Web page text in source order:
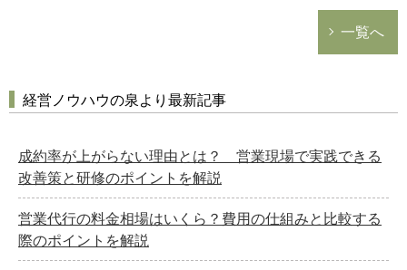
一覧へ
経営ノウハウの泉より最新記事
成約率が上がらない理由とは？ 営業現場で実践できる
改善策と研修のポイントを解説
営業代行の料金相場はいくら？費用の仕組みと比較する
際のポイントを解説